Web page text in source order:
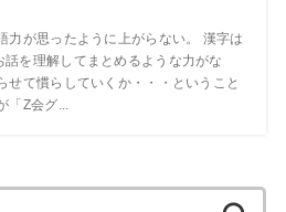
力が思ったように上がらない。 漢字は
を理解してまとめるような力がな
せて慣らしていくか・・・ということ
「Z会グ...